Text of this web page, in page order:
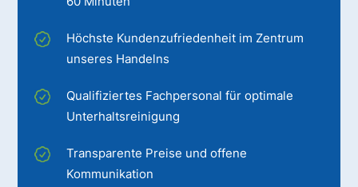
Höchste Kundenzufriedenheit im Zentrum
unseres Handelns
Qualifiziertes Fachpersonal für optimale
Unterhaltsreinigung
Transparente Preise und offene
Kommunikation